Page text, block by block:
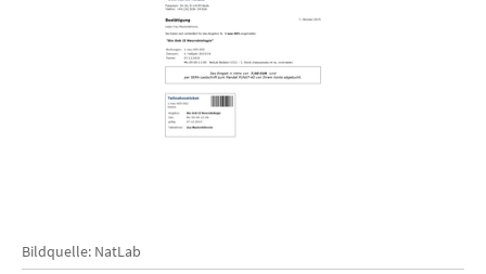
Bildquelle: NatLab